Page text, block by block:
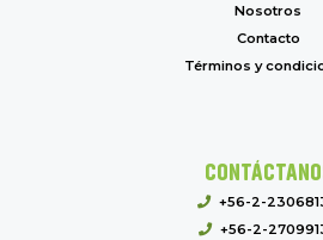
Nosotros
Contacto
Términos y
+56-2-
+56-2-